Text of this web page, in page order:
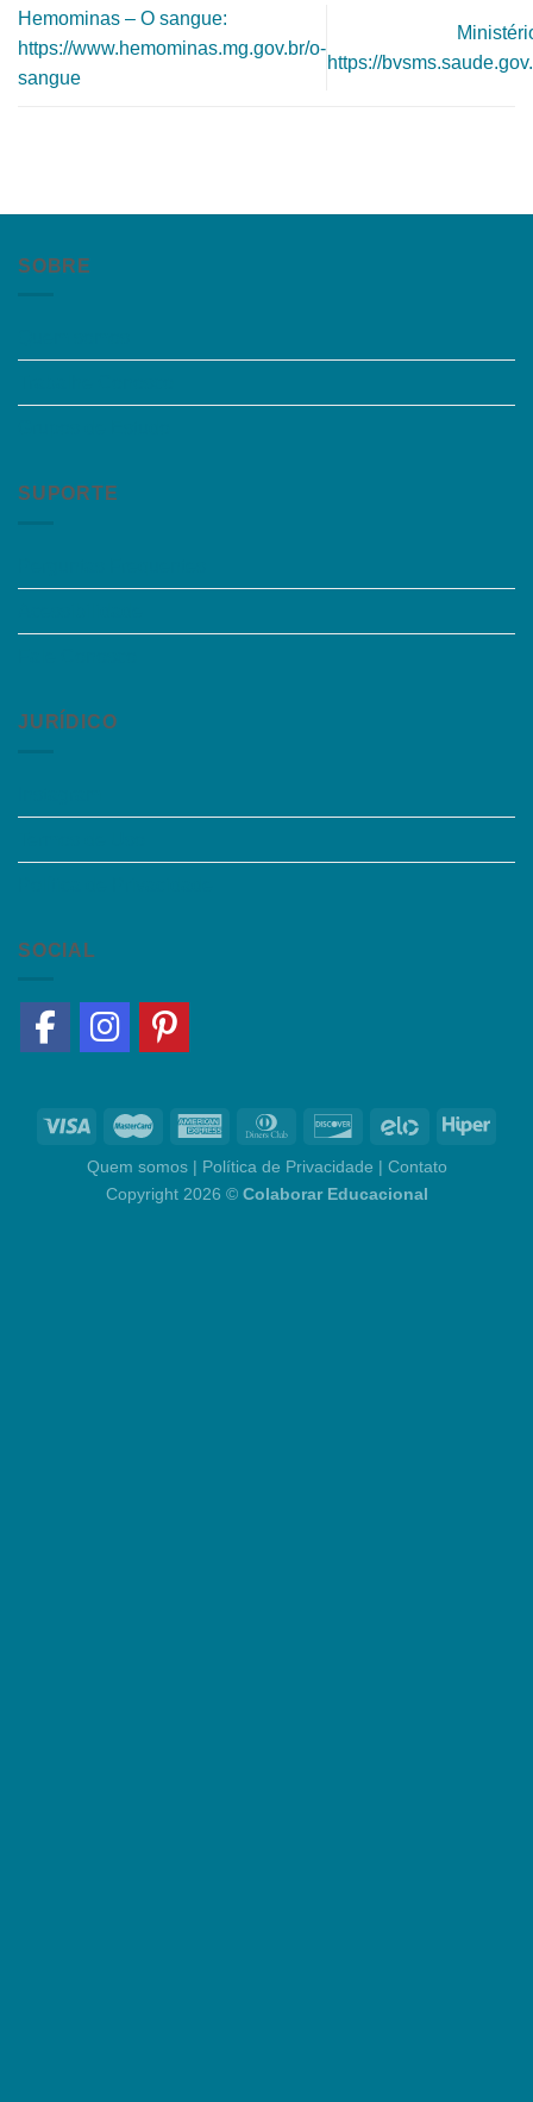
Hemominas – O sangue:
https://www.hemominas.mg.gov.br/o-
sangue
https://
SOBRE
SUPORTE
JURÍDICO
SOCIAL
Quem somos| Política de Privacidade | Contato
Copyright 2026 © Colaborar Educacional